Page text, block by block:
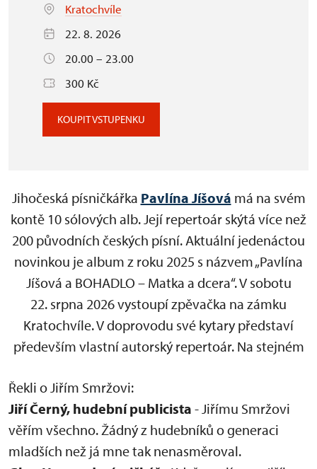
Kratochvíle
22. 8. 2026
20.00 – 23.00
300 Kč
KOUPIT VSTUPENKU
Jihočeská písničkářka Pavlína Jíšová má na svém
kontě 10 sólových alb. Její repertoár skýtá více než
200 původních českých písní. Aktuální jedenáctou
novinkou je album z roku 2025 s názvem „Pavlína
Jíšová a BOHADLO – Matka a dcera“. V sobotu
22. srpna 2026 vystoupí zpěvačka na zámku
Kratochvíle. V doprovodu své kytary představí
především vlastní autorský repertoár. Na stejném
je dvojnásobným držitelem ocenění Anděl
v kategorii folk. Písničkářský dvojkoncert vyvážený
mužskou a ženskou energií jistě přinese i společné
muzicírování. Jiří Smrž totiž v minulosti věnoval
Řekli o Jiřím Smržovi:
Jiří Černý, hudební publicista - Jiřímu Smržovi
věřím všechno. Žádný z hudebníků o generaci
mladších než já mne tak nenasměroval.